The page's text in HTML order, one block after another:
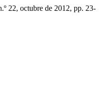
22, octubre de 2012, pp. 23-